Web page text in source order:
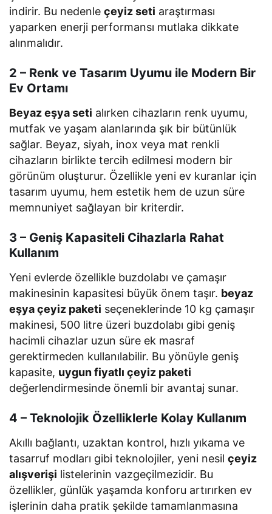
indirir. Bu nedenleçeyiz seti araştırması
yaparken enerji performansı mutlaka dikkate
alınmalıdır.
2 – Renk ve Tasarım Uyumu ile Modern Bir
Ev Ortamı
Beyaz eşya seti alırken cihazların renk uyumu,
mutfak ve yaşam alanlarında şık bir bütünlük
sağlar. Beyaz, siyah, inox veya mat renkli
cihazların birlikte tercih edilmesi modern bir
görünüm oluşturur. Özellikle yeni ev kuranlar için
tasarım uyumu, hem estetik hem de uzun süre
memnuniyet sağlayan bir kriterdir.
3 – Geniş Kapasiteli Cihazlarla Rahat
Kullanım
Yeni evlerde özellikle buzdolabı ve çamaşır
makinesinin kapasitesi büyük önem taşır. beyaz
eşya çeyiz paketi seçeneklerinde 10 kg çamaşır
makinesi, 500 litre üzeri buzdolabı gibi geniş
hacimli cihazlar uzun süre ek masraf
gerektirmeden kullanılabilir. Bu yönüyle geniş
kapasite, uygun fiyatlı çeyiz paketi
değerlendirmesinde önemli bir avantaj sunar.
4 – Teknolojik Özelliklerle Kolay Kullanım
Akıllı bağlantı, uzaktan kontrol, hızlı yıkama ve
tasarruf modları gibi teknolojiler, yeni nesilçeyiz
alışverişi listelerinin vazgeçilmezidir. Bu
özellikler, günlük yaşamda konforu artırırken ev
işlerinin daha pratik şekilde tamamlanmasına